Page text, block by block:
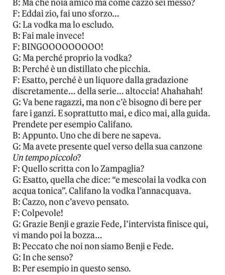
B: Ma che noia amico ma come cazzo sei messo?
F: Eddai zio, fai uno sforzo…
G: La vodka ma lo escludo.
B: Fai male invece!
F: BINGOOOOOOOOO!
G: Ma perché proprio la vodka?
B: Perché è un distillato che picchia.
F: Esatto, perché è un liquore dalla gradazione
discretamente… della serie… altoccia! Ahahahah!
G: Va bene ragazzi, ma non c’è bisogno di bere per
fare i ganzi. E soprattutto mai, e dico mai, alla guida.
Prendete per esempio Califano.
B: Appunto. Uno che di bere ne sapeva.
G: Ma avete presente quel verso della sua canzone
Un tempo piccolo?
F: Quello scritta con lo Zampaglia?
G: Esatto, quella che dice: “e mescolai la vodka con
acqua tonica”. Califano la vodka l’annacquava.
B: Cazzo, non c’avevo pensato.
F: Colpevole!
G: Grazie Benji e grazie Fede, l’intervista finisce qui,
vi mando poi la bozza…
B: Peccato che noi non siamo Benji e Fede.
G: In che senso?
B: Per esempio in questo senso.